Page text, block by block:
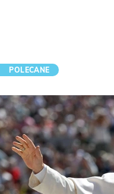
POLECANE